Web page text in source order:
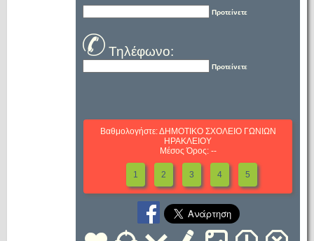
Προτείνετε
Τηλέφωνο:
Προτείνετε
Βαθμολογήστε: ΔΗΜΟΤΙΚΟ ΣΧΟΛΕΙΟ ΓΩΝΙΩΝ
ΗΡΑΚΛΕΙΟΥ
Μέσος Όρος: --
1 2 3 4 5